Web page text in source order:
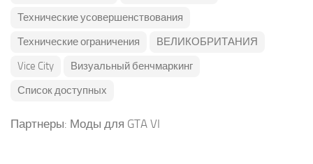
Технические усовершенствования
Технические ограничения
ВЕЛИКОБРИТАНИЯ
Vice City
Визуальный бенчмаркинг
Список доступных
Партнеры: Моды для GTA VI